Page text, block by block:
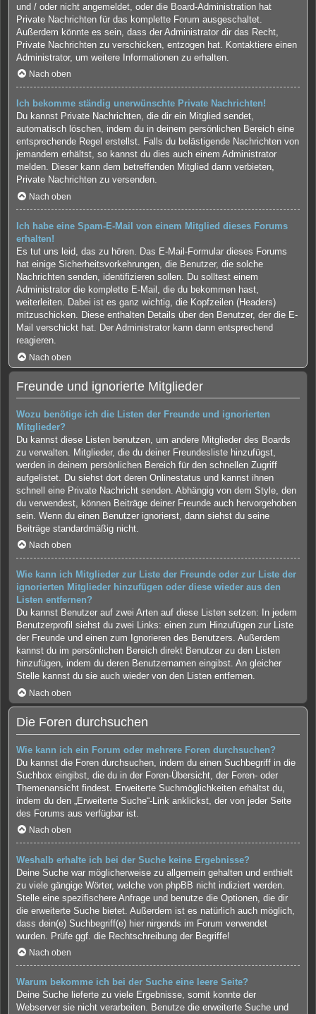
und / oder nicht angemeldet, oder die Board-Administration hat
Private Nachrichten für das komplette Forum ausgeschaltet.
Außerdem könnte es sein, dass der Administrator dir das Recht,
Private Nachrichten zu verschicken, entzogen hat. Kontaktiere einen
Administrator, um weitere Informationen zu erhalten.
Nach oben
Ich bekomme ständig unerwünschte Private Nachrichten!
Du kannst Private Nachrichten, die dir ein Mitglied sendet,
automatisch löschen, indem du in deinem persönlichen Bereich eine
entsprechende Regel erstellst. Falls du belästigende Nachrichten von
jemandem erhältst, so kannst du dies auch einem Administrator
melden. Dieser kann dem betreffenden Mitglied dann verbieten,
Private Nachrichten zu versenden.
Nach oben
Ich habe eine Spam-E-Mail von einem Mitglied dieses Forums
erhalten!
Es tut uns leid, das zu hören. Das E-Mail-Formular dieses Forums
hat einige Sicherheitsvorkehrungen, die Benutzer, die solche
Nachrichten senden, identifizieren sollen. Du solltest einem
Administrator die komplette E-Mail, die du bekommen hast,
weiterleiten. Dabei ist es ganz wichtig, die Kopfzeilen (Headers)
mitzuschicken. Diese enthalten Details über den Benutzer, der die E-
Mail verschickt hat. Der Administrator kann dann entsprechend
reagieren.
Nach oben
Freunde und ignorierte Mitglieder
Wozu benötige ich die Listen der Freunde und ignorierten
Mitglieder?
Du kannst diese Listen benutzen, um andere Mitglieder des Boards
zu verwalten. Mitglieder, die du deiner Freundesliste hinzufügst,
werden in deinem persönlichen Bereich für den schnellen Zugriff
aufgelistet. Du siehst dort deren Onlinestatus und kannst ihnen
schnell eine Private Nachricht senden. Abhängig von dem Style, den
du verwendest, können Beiträge deiner Freunde auch hervorgehoben
sein. Wenn du einen Benutzer ignorierst, dann siehst du seine
Beiträge standardmäßig nicht.
Nach oben
Wie kann ich Mitglieder zur Liste der Freunde oder zur Liste der
ignorierten Mitglieder hinzufügen oder diese wieder aus den
Listen entfernen?
Du kannst Benutzer auf zwei Arten auf diese Listen setzen: In jedem
Benutzerprofil siehst du zwei Links: einen zum Hinzufügen zur Liste
der Freunde und einen zum Ignorieren des Benutzers. Außerdem
kannst du im persönlichen Bereich direkt Benutzer zu den Listen
hinzufügen, indem du deren Benutzernamen eingibst. An gleicher
Stelle kannst du sie auch wieder von den Listen entfernen.
Nach oben
Die Foren durchsuchen
Wie kann ich ein Forum oder mehrere Foren durchsuchen?
Du kannst die Foren durchsuchen, indem du einen Suchbegriff in die
Suchbox eingibst, die du in der Foren-Übersicht, der Foren- oder
Themenansicht findest. Erweiterte Suchmöglichkeiten erhältst du,
indem du den „Erweiterte Suche“-Link anklickst, der von jeder Seite
des Forums aus verfügbar ist.
Nach oben
Weshalb erhalte ich bei der Suche keine Ergebnisse?
Deine Suche war möglicherweise zu allgemein gehalten und enthielt
zu viele gängige Wörter, welche von phpBB nicht indiziert werden.
Stelle eine spezifischere Anfrage und benutze die Optionen, die dir
die erweiterte Suche bietet. Außerdem ist es natürlich auch möglich,
dass dein(e) Suchbegriff(e) hier nirgends im Forum verwendet
wurden. Prüfe ggf. die Rechtschreibung der Begriffe!
Nach oben
Warum bekomme ich bei der Suche eine leere Seite?
Deine Suche lieferte zu viele Ergebnisse, somit konnte der
Webserver sie nicht verarbeiten. Benutze die erweiterte Suche und